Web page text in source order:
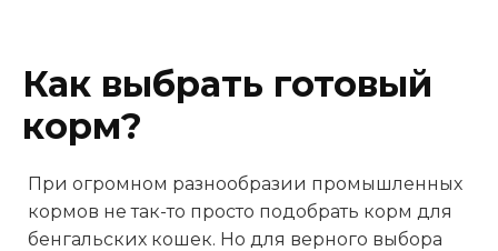
Как выбрать готовый
корм?
При огромном разнообразии промышленных
кормов не так-то просто подобрать корм для
бенгальских кошек. Но для верного выбора